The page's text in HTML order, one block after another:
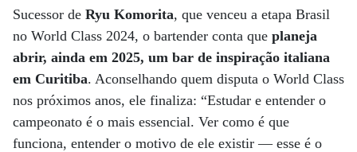
Sucessor de Ryu Komorita, que venceu a etapa Brasil
no World Class 2024, o bartender conta que planeja
abrir, ainda em 2025, um bar de inspiração italiana
em Curitiba. Aconselhando quem disputa o World Class
nos próximos anos, ele finaliza: “Estudar e entender o
campeonato é o mais essencial. Ver como é que
funciona, entender o motivo de ele existir — esse é o